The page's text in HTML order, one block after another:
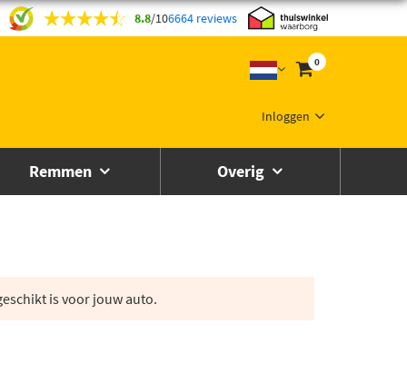
8.8/106664 reviews
0
Inloggen
Remmen Overig
is voor jouw auto.